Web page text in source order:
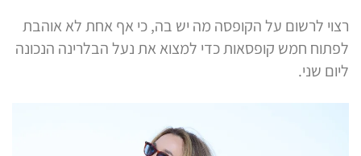
רצוי לרשום על הקופסה מה יש בה, כי אף אחת לא אוהבת
לפתוח חמש קופסאות כדי למצוא את נעל הבלרינה הנכונה
ליום שני.